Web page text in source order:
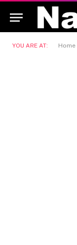
YOU ARE AT: Home